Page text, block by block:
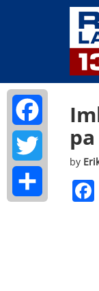
pa
by
Facebook
Twitter